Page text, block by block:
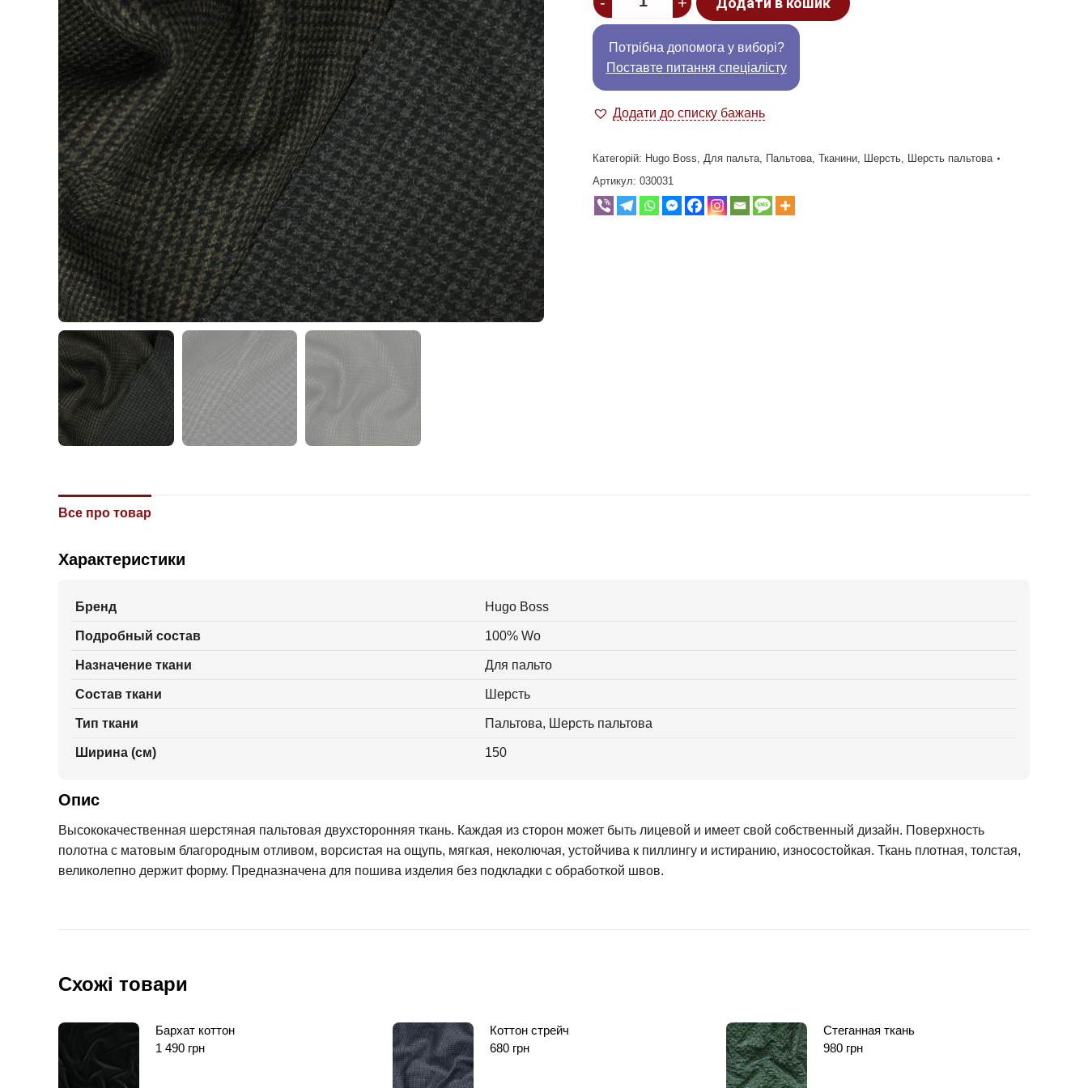
Потрібна допомога у виборі?
Поставте питання спеціалісту
Додати до списку бажань
Категорій: Hugo Boss, Для пальта, Пальтова, Тканини, Шерсть, Шерсть пальтова
Артикул: 030031
Все про товар
Характеристики
Бренд Hugo Boss
Подробный состав 100% Wo
Назначение ткани Для пальто
Состав ткани Шерсть
Тип ткани Пальтова, Шерсть пальтова
Ширина (см) 150
Опис
Высококачественная шерстяная пальтовая двухсторонняя ткань. Каждая из сторон может быть лицевой и имеет свой собственный дизайн. Поверхность
полотна с матовым благородным отливом, ворсистая на ощупь, мягкая, неколючая, устойчива к пиллингу и истиранию, износостойкая. Ткань плотная, толстая,
великолепно держит форму. Предназначена для пошива изделия без подкладки с обработкой швов.
Схожі товари
Бархат коттон
1 490 грн
Коттон стрейч
680 грн
Стеганная ткань
980 грн